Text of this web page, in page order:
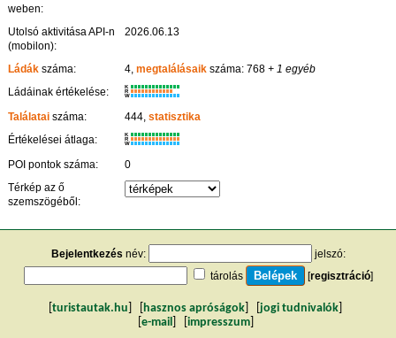
weben:
Utolsó aktivitása API-n
(mobilon):
2026.06.13
Ládák száma: 4,megtalálásaik száma: 768 + 1 egyéb
Ládáinak értékelése:
K
R
W
Találatai száma: 444,statisztika
Értékelései átlaga:
K
R
W
POI pontok száma:
0
Térkép az ő
szemszögéből:
Bejelentkezés név:
jelszó:
tárolás
[regisztráció]
turistautak.hu hasznos apróságok jogi tudnivalók
e-mail impresszum]